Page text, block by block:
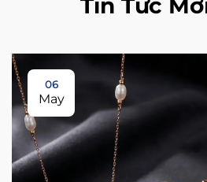
Tin Tức
06
May